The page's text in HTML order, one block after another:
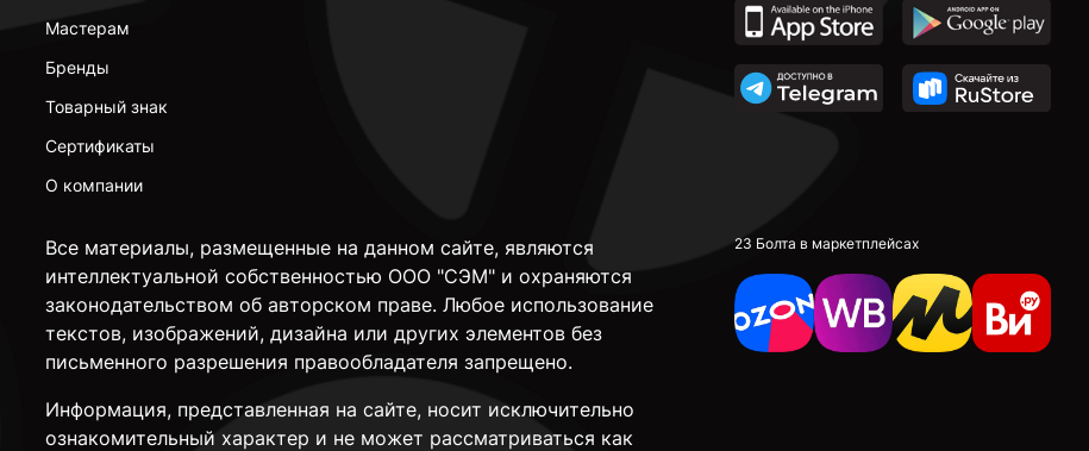
Мастерам
Бренды
Товарный знак
Сертификаты
О компании
Все материалы, размещенные на данном сайте, являются
интеллектуальной собственностью ООО "СЭМ" и охраняются
законодательством об авторском праве. Любое использование
текстов, изображений, дизайна или других элементов без
письменного разрешения правообладателя запрещено.
Информация, представленная на сайте, носит исключительно
ознакомительный характер и не может рассматриваться как
23 Болта в маркетплейсах